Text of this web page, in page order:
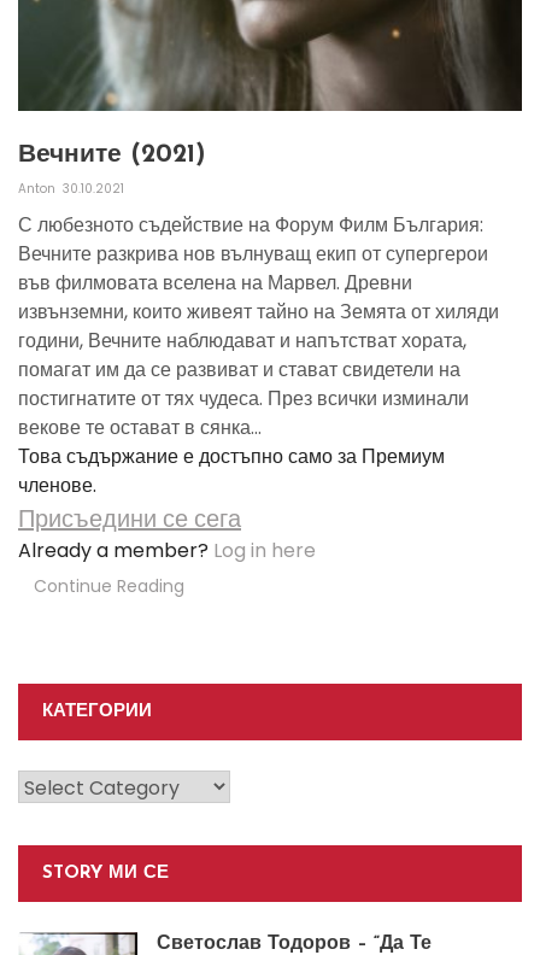
Вечните (2021)
Anton 30.10.2021
С любезното съдействие на Форум Филм България:
Вечните разкрива нов вълнуващ екип от супергерои
във филмовата вселена на Марвел. Древни
извънземни, които живеят тайно на Земята от хиляди
години, Вечните наблюдават и напътстват хората,
помагат им да се развиват и стават свидетели на
постигнатите от тях чудеса. През всички изминали
векове те остават в сянка...
Това съдържание е достъпно само за Премиум
членове.
Присъедини се сега
Already a member? Log in here
Continue Reading
КАТЕГОРИИ
Категории
STORY МИ СЕ
Светослав Тодоров – “Да Те